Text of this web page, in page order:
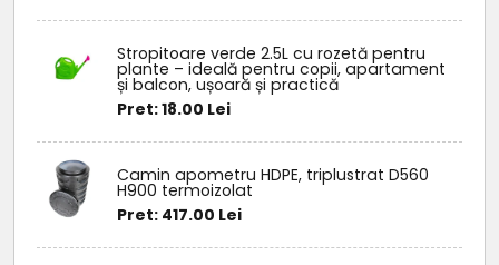
Stropitoare verde 2.5L cu rozetă pentru
plante – ideală pentru copii, apartament
și balcon, ușoară și practică
Pret: 18.00 Lei
Camin apometru HDPE, triplustrat D560
H900 termoizolat
Pret: 417.00 Lei